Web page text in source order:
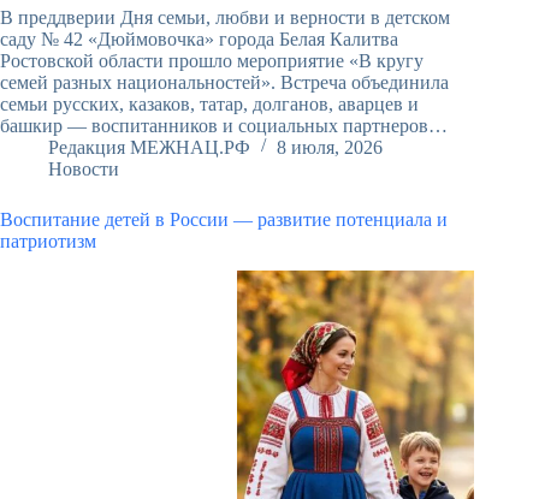
В преддверии Дня семьи, любви и верности в детском
саду № 42 «Дюймовочка» города Белая Калитва
Ростовской области прошло мероприятие «В кругу
семей разных национальностей». Встреча объединила
семьи русских, казаков, татар, долганов, аварцев и
башкир — воспитанников и социальных партнеров…
Редакция МЕЖНАЦ.РФ
8 июля, 2026
Новости
Воспитание детей в России — развитие потенциала и
патриотизм